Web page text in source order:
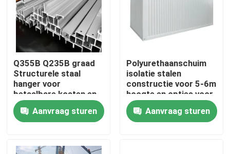
Neem contact met ons op
Nieuws
Gevallen
Vraag een offerte
Staalconstructie magazijn
Q355B Q235B graad
Structurele staal
hanger voor
betaalbare kosten en
C / Z gegalvaniseerd
staal voor betaalbare
kosten
Aanvraag sturen
Polyurethaanschuim
isolatie stalen
constructie voor 5-6m
hoogte en opties voor
aangepast ontwerp
Aanvraag sturen